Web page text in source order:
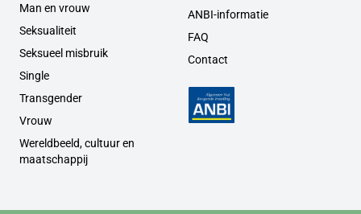
Man en vrouw
Seksualiteit
Seksueel misbruik
Single
Transgender
Vrouw
Wereldbeeld, cultuur en
maatschappij
ANBI-informatie
FAQ
Contact